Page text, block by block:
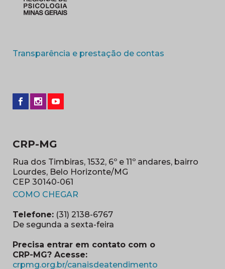
Transparência e prestação de contas
CRP-MG
Rua dos Timbiras, 1532, 6º e 11º andares, bairro
Lourdes, Belo Horizonte/MG
CEP 30140-061
COMO CHEGAR
Telefone: (31) 2138-6767
De segunda a sexta-feira
Precisa entrar em contato com o
CRP-MG? Acesse:
crpmg.org.br/canaisdeatendimento